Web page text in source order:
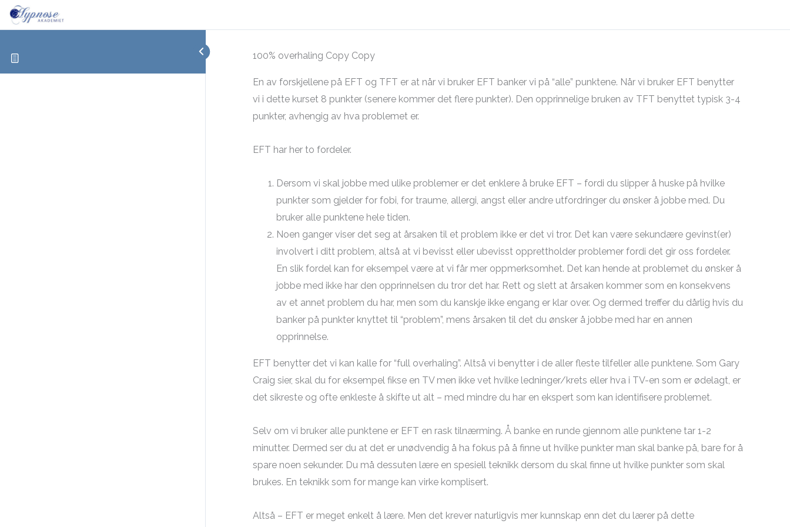
100% overhaling Copy Copy
En av forskjellene på EFT og TFT er at når vi bruker EFT banker vi på “alle” punktene. Når vi bruker EFT benytter
vi i dette kurset 8 punkter (senere kommer det flere punkter). Den opprinnelige bruken av TFT benyttet typisk 3-4
punkter, avhengig av hva problemet er.
EFT har her to fordeler.
Dersom vi skal jobbe med ulike problemer er det enklere å bruke EFT – fordi du slipper å huske på hvilke
punkter som gjelder for fobi, for traume, allergi, angst eller andre utfordringer du ønsker å jobbe med. Du
bruker alle punktene hele tiden.
Noen ganger viser det seg at årsaken til et problem ikke er det vi tror. Det kan være sekundære gevinst(er)
involvert i ditt problem, altså at vi bevisst eller ubevisst opprettholder problemer fordi det gir oss fordeler.
En slik fordel kan for eksempel være at vi får mer oppmerksomhet. Det kan hende at problemet du ønsker å
jobbe med ikke har den opprinnelsen du tror det har. Rett og slett at årsaken kommer som en konsekvens
av et annet problem du har, men som du kanskje ikke engang er klar over. Og dermed treffer du dårlig hvis du
banker på punkter knyttet til “problem”, mens årsaken til det du ønsker å jobbe med har en annen
opprinnelse.
EFT benytter det vi kan kalle for “full overhaling”. Altså vi benytter i de aller fleste tilfeller alle punktene. Som Gary
Craig sier, skal du for eksempel fikse en TV men ikke vet hvilke ledninger/krets eller hva i TV-en som er ødelagt, er
det sikreste og ofte enkleste å skifte ut alt – med mindre du har en ekspert som kan identifisere problemet.
Selv om vi bruker alle punktene er EFT en rask tilnærming. Å banke en runde gjennom alle punktene tar 1-2
minutter. Dermed ser du at det er unødvendig å ha fokus på å finne ut hvilke punkter man skal banke på, bare for å
spare noen sekunder. Du må dessuten lære en spesiell teknikk dersom du skal finne ut hvilke punkter som skal
brukes. En teknikk som for mange kan virke komplisert.
Altså – EFT er meget enkelt å lære. Men det krever naturligvis mer kunnskap enn det du lærer på dette